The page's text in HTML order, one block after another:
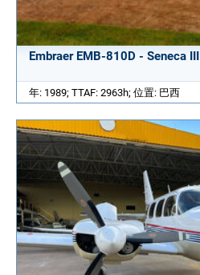
Embraer EMB-810D - Seneca III
年: 1989; TTAF: 2963h; 位置: 巴西